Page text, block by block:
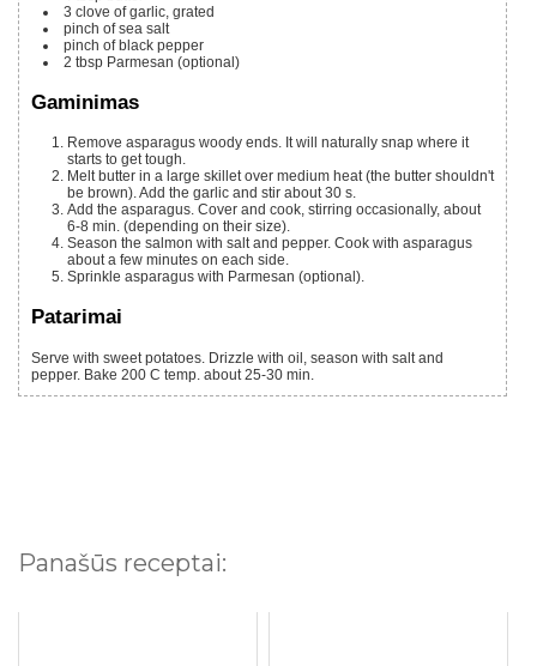
3 clove of garlic, grated
pinch of sea salt
pinch of black pepper
2 tbsp Parmesan (optional)
Gaminimas
Remove asparagus woody ends. It will naturally snap where it
starts to get tough.
Melt butter in a large skillet over medium heat (the butter shouldn't
be brown). Add the garlic and stir about 30 s.
Add the asparagus. Cover and cook, stirring occasionally, about
6-8 min. (depending on their size).
Season the salmon with salt and pepper. Cook with asparagus
about a few minutes on each side.
Sprinkle asparagus with Parmesan (optional).
Patarimai
Serve with sweet potatoes. Drizzle with oil, season with salt and
pepper. Bake 200 C temp. about 25-30 min.
Panašūs receptai: